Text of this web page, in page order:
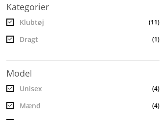
Kategorier
Klubtøj (11)
Dragt (1)
Model
Unisex (4)
Mænd (4)